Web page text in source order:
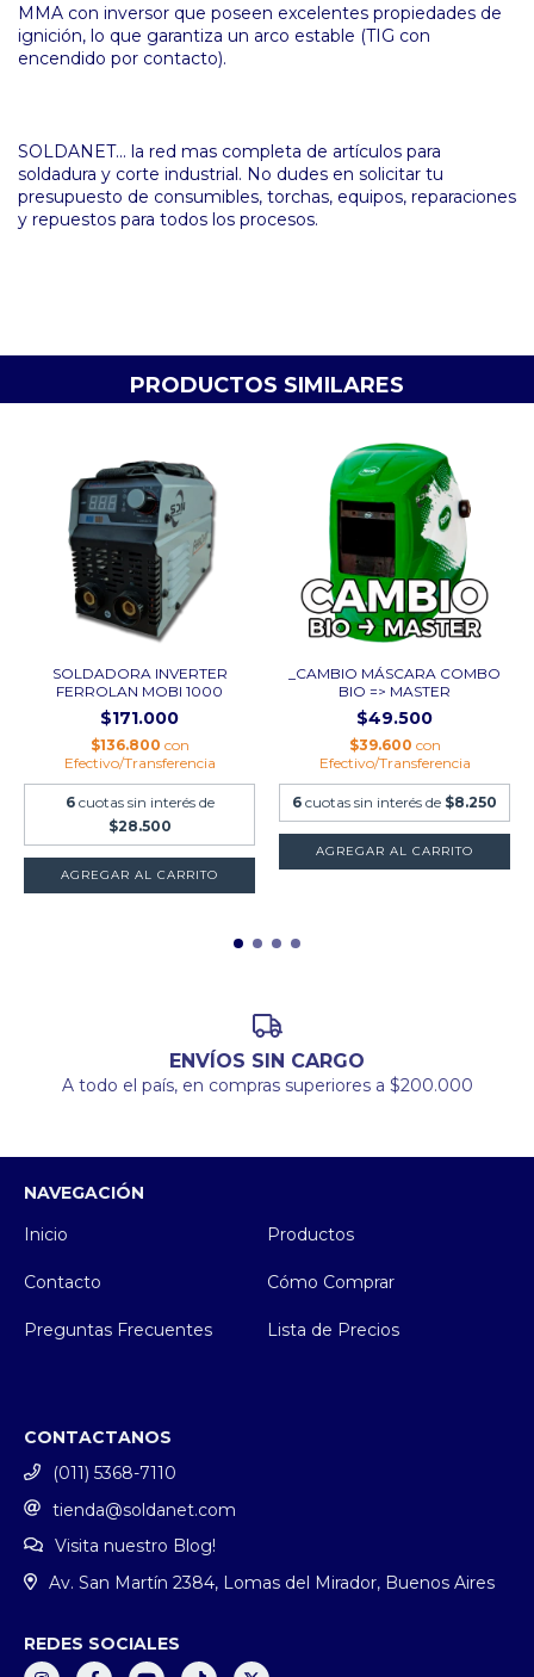
MMA con inversor que poseen excelentes propiedades de
ignición, lo que garantiza un arco estable (TIG con
encendido por contacto).
SOLDANET... la red mas completa de artículos para
soldadura y corte industrial. No dudes en solicitar tu
presupuesto de consumibles, torchas, equipos, reparaciones
y repuestos para todos los procesos.
PRODUCTOS SIMILARES
SOLDADORA INVERTER
FERROLAN MOBI 1000
$171.000
$136.800 con
Efectivo/Transferencia
6 cuotas sin interés de
$28.500
_CAMBIO MÁSCARA COMBO
BIO => MASTER
$49.500
$39.600 con
Efectivo/Transferencia
6 cuotas sin interés de $8.250
ENVÍOS SIN CARGO
A todo el país, en compras superiores a $200.000
NAVEGACIÓN
Inicio
Productos
Contacto Cómo Comprar
Preguntas Frecuentes Lista de Precios
CONTACTANOS
(011) 5368-7110
tienda@soldanet.com
Visita nuestro Blog!
Av. San Martín 2384, Lomas del Mirador, Buenos Aires
REDES SOCIALES